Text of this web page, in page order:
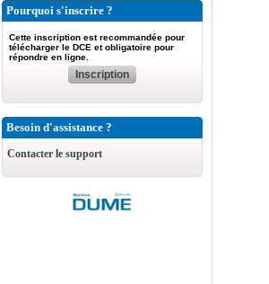
Pourquoi s'inscrire ?
Cette inscription est recommandée pour
télécharger le DCE et obligatoire pour
répondre en ligne.
Inscription
Besoin d'assistance ?
Contacter le support